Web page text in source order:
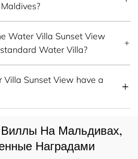
Water Villa Sunset View
Water Villa?
Villa Sunset View have a
На Мальдивах,
Наградами